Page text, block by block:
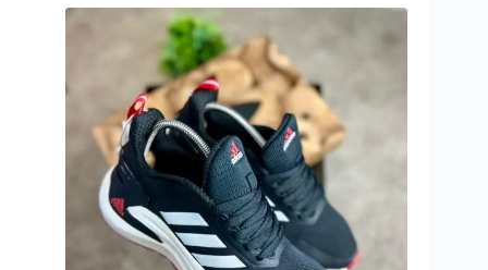
Las
opciones
se
pueden
elegir
en
la
página
de
producto